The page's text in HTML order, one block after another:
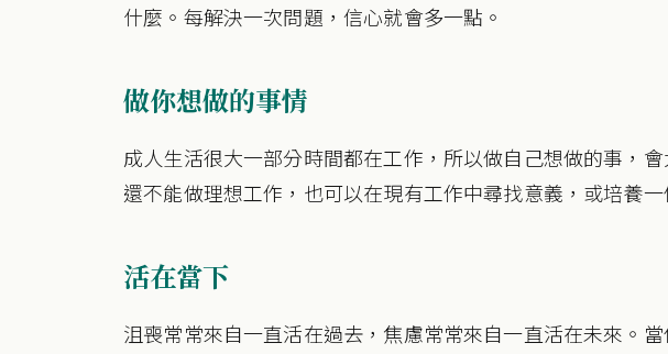
什麼。每解決一次問題，信心就會多一點。
做你想做的事情
成人生活很大一部分時間都在工作，所以做自己想做的事，
還不能做理想工作，也可以在現有工作中尋找意義，或培養一
活在當下
沮喪常常來自一直活在過去，焦慮常常來自一直活在未來。